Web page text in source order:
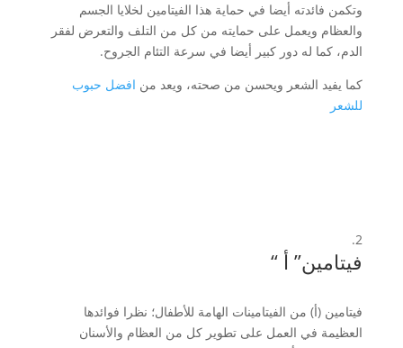
وتكمن فائدته أيضا في حماية هذا الفيتامين لخلايا الجسم
والعظام ويعمل على حمايته من كل من التلف والتعرض لفقر
الدم، كما له دور كبير أيضا في سرعة التئام الجروح.
كما يفيد الشعر ويحسن من صحته، ويعد من افضل حبوب
للشعر
فيتامين” أ “
فيتامين (أ) من الفيتامينات الهامة للأطفال؛ نظرا فوائدها
العظيمة في العمل على تطوير كل من العظام والأسنان